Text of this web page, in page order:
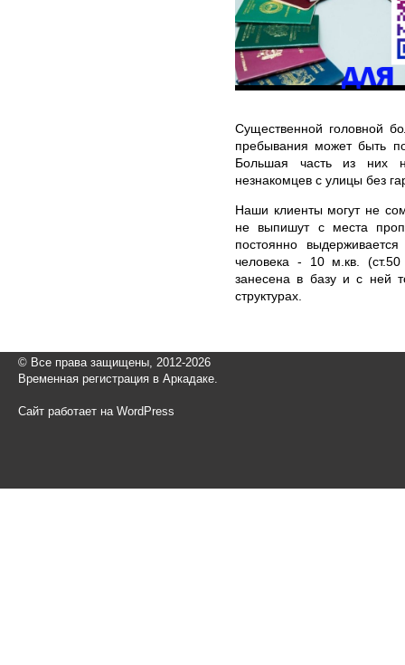
Существенной головной
пребывания может быть
Большая часть из них
незнакомцев с улицы без
Наши клиенты могут не
не выпишут с места
постоянно
человека - 10 м.кв.
занесена в базу и с ней
структурах.
© Все права защищены, 2012-2026
Временная регистрация в Аркадаке.
Сайт работает на WordPress